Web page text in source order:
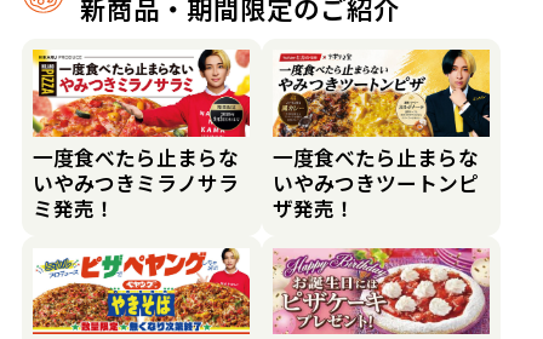
新商品・期間限定のご紹介
一度食べたら止まらな
いやみつきミラノサラ
ミ発売！
一度食べたら止まらな
いやみつきツートンピ
ザ発売！